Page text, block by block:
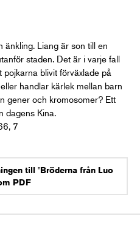
änkling. Liang är son till en
staden. Det är i varje fall
blivit förväxlade på
handlar kärlek mellan barn
gener och kromosomer? Ett
dagens Kina.
7
till "Bröderna från Luo
PDF